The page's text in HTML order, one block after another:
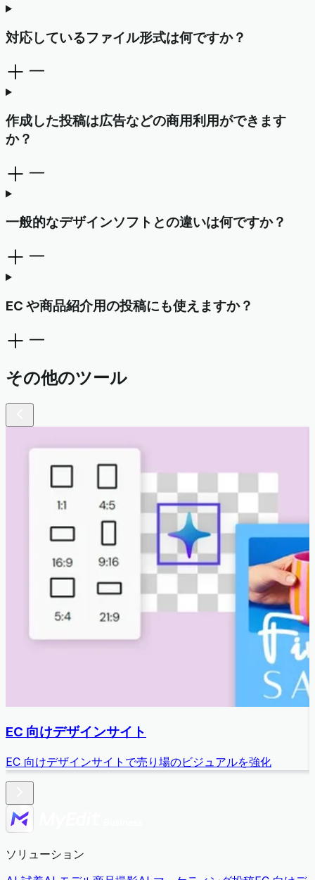
対応しているファイル形式は何ですか？
作成した投稿は広告などの商用利用ができます
か？
一般的なデザインソフトとの違いは何ですか？
EC や商品紹介用の投稿にも使えますか？
その他のツール
EC 向けデザインサイト
EC 向けデザインサイトで売り場のビジュアルを強化
ソリューション